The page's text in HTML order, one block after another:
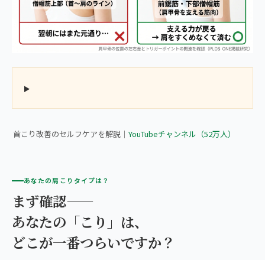
ます。
首こり改善のセルフケアを解説｜ YouTubeチャンネル（52万人）
あなたの肩こりタイプは？
まず確認——
あなたの「こり」は、
どこが一番つらいですか？